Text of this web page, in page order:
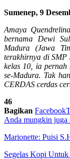
Sumenep, 9
Amaya
bernama Dewi
Madura (Jawa
terakhirnya di SMP
kelas 10, ia pernah
se-Madura. Tak
CERDAS cerdas
46
Bagikan Facebook
Anda mungkin juga
Marionette: Puisi
Segelas Kopi